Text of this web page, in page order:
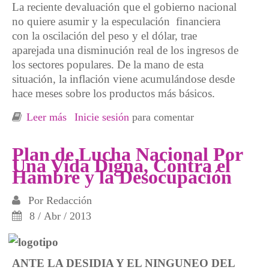
La reciente devaluación que el gobierno nacional
no quiere asumir y la especulación financiera
con la oscilación del peso y el dólar, trae
aparejada una disminución real de los ingresos de
los sectores populares. De la mano de esta
situación, la inflación viene acumulándose desde
hace meses sobre los productos más básicos.
Leer más sobre Argentina. Ahora trabajadores del
Desarrollo Económico
Inicie sesión para comentar
Plan de Lucha Nacional Por
Una Vida Digna, Contra el
Hambre y la Desocupación
Por Redacción
8 / Abr / 2013
ANTE LA DESIDIA Y EL NINGUNEO DEL